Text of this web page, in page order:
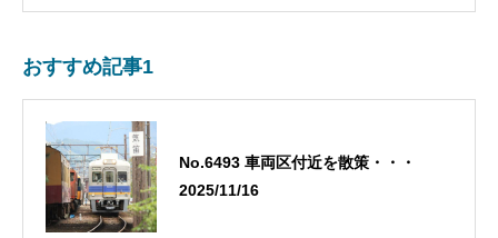
おすすめ記事1
No.6493 車両区付近を散策・・・
2025/11/16